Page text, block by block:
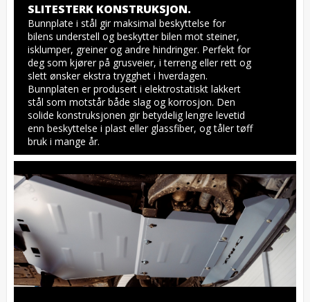
SLITESTERK KONSTRUKSJON.
Bunnplate i stål gir maksimal beskyttelse for
bilens understell og beskytter bilen mot steiner,
isklumper, greiner og andre hindringer. Perfekt for
deg som kjører på grusveier, i terreng eller rett og
slett ønsker ekstra trygghet i hverdagen.
Bunnplaten er produsert i elektrostatiskt lakkert
stål som motstår både slag og korrosjon. Den
solide konstruksjonen gir betydelig lengre levetid
enn beskyttelse i plast eller glassfiber, og tåler tøff
bruk i mange år.